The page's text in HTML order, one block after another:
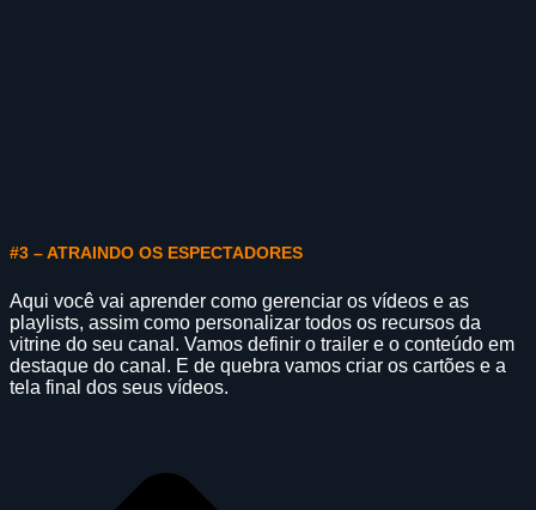
#3 – ATRAINDO OS ESPECTADORES
Aqui você vai aprender como gerenciar os vídeos e as
playlists, assim como personalizar todos os recursos da
vitrine do seu canal. Vamos definir o trailer e o conteúdo em
destaque do canal. E de quebra vamos criar os cartões e a
tela final dos seus vídeos.